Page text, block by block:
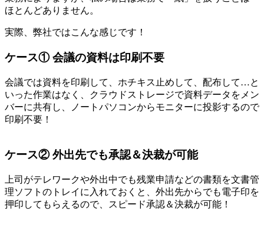
ほとんどありません。
実際、弊社ではこんな感じです！
ケース① 会議の資料は印刷不要
会議では資料を印刷して、ホチキス止めして、配布して…と
いった作業はなく、
クラウドストレージで資料データをメン
バーに共有し、ノートパソコンからモニターに投影するので
印刷不要！
ケース② 外出先でも承認＆決裁が可能
上司がテレワークや外出中でも残業申請などの書類を文書管
理ソフトのトレイに入れておくと、 外出先からでも電子印を
押印してもらえるので、スピード承認＆決裁が可能！